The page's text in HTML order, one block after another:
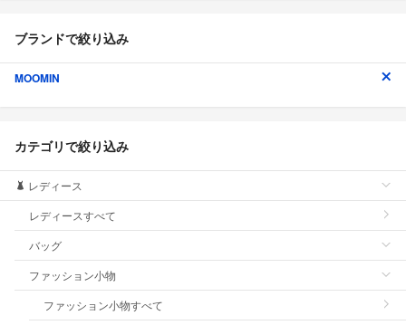
ブランドで絞り込み
MOOMIN
カテゴリで絞り込み
レディース
レディースすべて
バッグ
ファッション小物
ファッション小物すべて